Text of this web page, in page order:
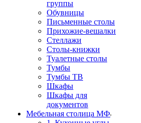
группы
Обувницы
Письменные столы
Прихожие-вешалки
Стеллажи
Столы-книжки
Туалетные столы
Тумбы
Тумбы ТВ
Шкафы
Шкафы для
документов
Мебельная столица МФ